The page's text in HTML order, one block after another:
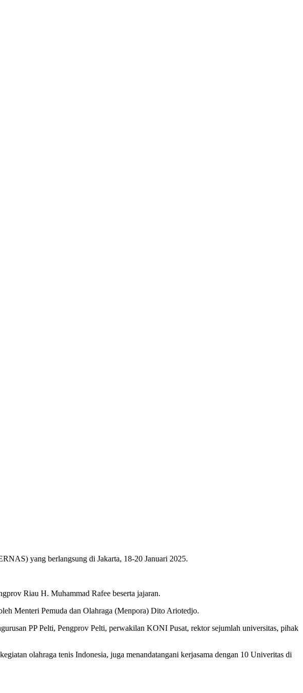
yang berlangsung di Jakarta, 18-20 Januari 2025.
Riau H. Muhammad Rafee beserta jajaran.
Menteri Pemuda dan Olahraga (Menpora) Dito Ariotedjo.
PP Pelti, Pengprov Pelti, perwakilan KONI Pusat, rektor sejumlah universitas, pihak
olahraga tenis Indonesia, juga menandatangani kerjasama dengan 10 Univeritas di